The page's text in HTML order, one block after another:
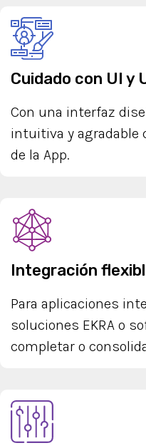
Cuidado con UI y
Con una interfaz
intuitiva y agradable
de la App.
Integración
Para aplicaciones
soluciones EKRA o
completar o